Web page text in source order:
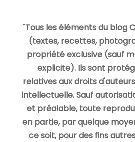
"Tous les éléments du blog
(textes, recettes,
propriété exclusive (sauf
explicite). Ils sont
relatives aux droits
intellectuelle. Sauf
et préalable, toute
en partie, par quelque
ce soit, pour des fins